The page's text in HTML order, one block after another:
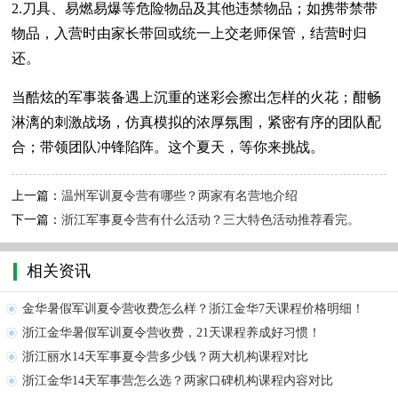
2.刀具、易燃易爆等危险物品及其他违禁物品；如携带禁带
物品，入营时由家长带回或统一上交老师保管，结营时归
还。
当酷炫的军事装备遇上沉重的迷彩会擦出怎样的火花；酣畅
淋漓的刺激战场，仿真模拟的浓厚氛围，紧密有序的团队配
合；带领团队冲锋陷阵。这个夏天，等你来挑战。
上一篇：温州军训夏令营有哪些？两家有名营地介绍
下一篇：浙江军事夏令营有什么活动？三大特色活动推荐看完。
相关资讯
金华暑假军训夏令营收费怎么样？浙江金华7天课程价格明细！
浙江金华暑假军训夏令营收费，21天课程养成好习惯！
浙江丽水14天军事夏令营多少钱？两大机构课程对比
浙江金华14天军事营怎么选？两家口碑机构课程内容对比